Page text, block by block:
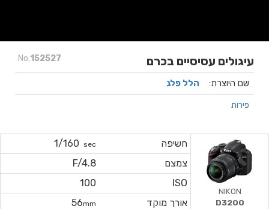
No.152527 עיגולים עסיסיים בכרם
שם היוצרת: הלל פלג
פירות
חשיפה sec
1/160
צמצם
F/4.8
ISO
100
אורך מוקד
56mm
NIKON
D3200